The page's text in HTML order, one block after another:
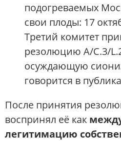
подогреваемых
свои плоды: 17
Третий комитет
резолюцию A/C.3/
осуждающую
говорится в
После принятия
воспринял её как
легитимацию